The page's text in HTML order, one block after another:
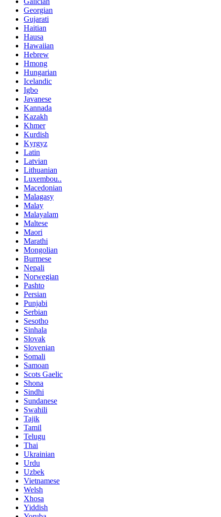
Georgian
Gujarati
Haitian
Hausa
Hawaiian
Hebrew
Hmong
Hungarian
Icelandic
Igbo
Javanese
Kannada
Kazakh
Khmer
Kurdish
Kyrgyz
Latin
Latvian
Lithuanian
Luxembou..
Macedonian
Malagasy
Malay
Malayalam
Maltese
Maori
Marathi
Mongolian
Burmese
Nepali
Norwegian
Pashto
Persian
Punjabi
Serbian
Sesotho
Sinhala
Slovak
Slovenian
Somali
Samoan
Scots Gaelic
Shona
Sindhi
Sundanese
Swahili
Tajik
Tamil
Telugu
Thai
Ukrainian
Urdu
Uzbek
Vietnamese
Welsh
Xhosa
Yiddish